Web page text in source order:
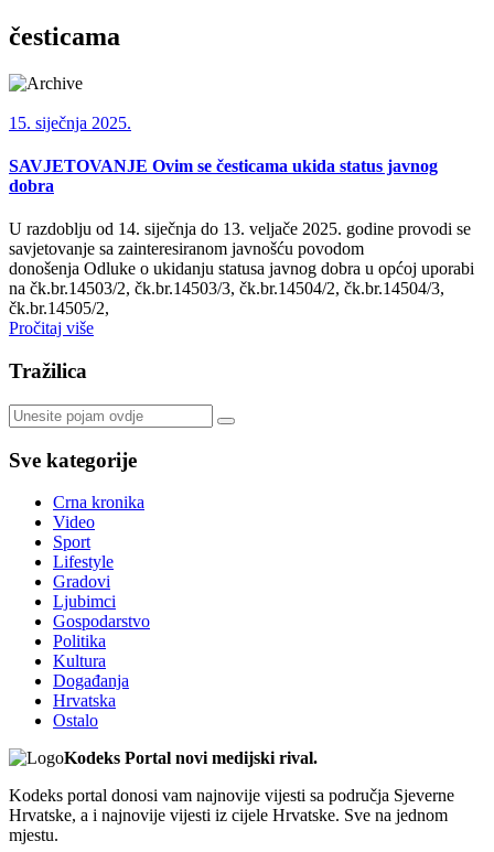
česticama
15. siječnja 2025.
SAVJETOVANJE Ovim se česticama ukida status javnog
dobra
U razdoblju od 14. siječnja do 13. veljače 2025. godine provodi se
savjetovanje sa zainteresiranom javnošću povodom
donošenja Odluke o ukidanju statusa javnog dobra u općoj uporabi
na čk.br.14503/2, čk.br.14503/3, čk.br.14504/2, čk.br.14504/3,
čk.br.14505/2,
Pročitaj više
Tražilica
Sve kategorije
Crna kronika
Video
Sport
Lifestyle
Gradovi
Ljubimci
Gospodarstvo
Politika
Kultura
Događanja
Hrvatska
Ostalo
Kodeks Portal novi medijski rival.
Kodeks portal donosi vam najnovije vijesti sa područja Sjeverne
Hrvatske, a i najnovije vijesti iz cijele Hrvatske. Sve na jednom
mjestu.